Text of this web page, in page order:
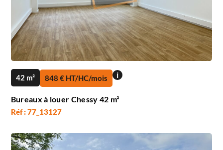
42 m² 848 € HT/HC/mois i
Bureaux à louer Chessy 42 m²
Réf : 77_13127